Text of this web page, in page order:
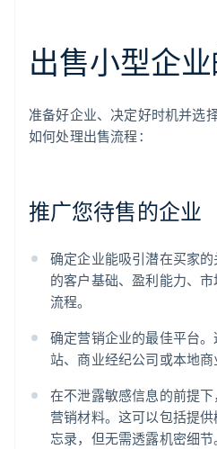
出售小型企
准备好企业、决定好时机并选
如何处理出售流程：
推广您待售的企业
确定企业能吸引潜在买家
的客户基础、盈利能力、
流程。
确定营销企业的最佳平台
站、商业经纪公司或本地商
在不泄露敏感信息的前提
营销材料。这可以包括提
忘录，但无需透露机密细节